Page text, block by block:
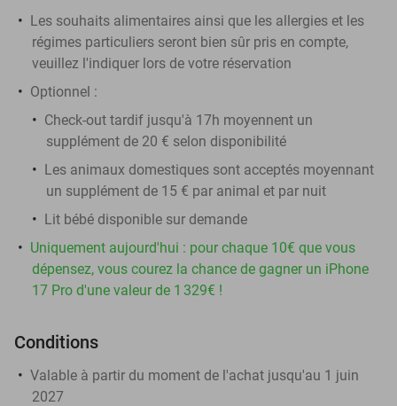
Les souhaits alimentaires ainsi que les allergies et les
régimes particuliers seront bien sûr pris en compte,
veuillez l'indiquer lors de votre réservation
Optionnel :
Check-out tardif jusqu'à 17h moyennent un
supplément de 20 € selon disponibilité
Les animaux domestiques sont acceptés moyennant
un supplément de 15 € par animal et par nuit
Lit bébé disponible sur demande
Uniquement aujourd'hui : pour chaque 10€ que vous
dépensez, vous courez la chance de gagner un iPhone
17 Pro d'une valeur de 1 329€ !
Conditions
Valable à partir du moment de l'achat jusqu'au 1 juin
2027